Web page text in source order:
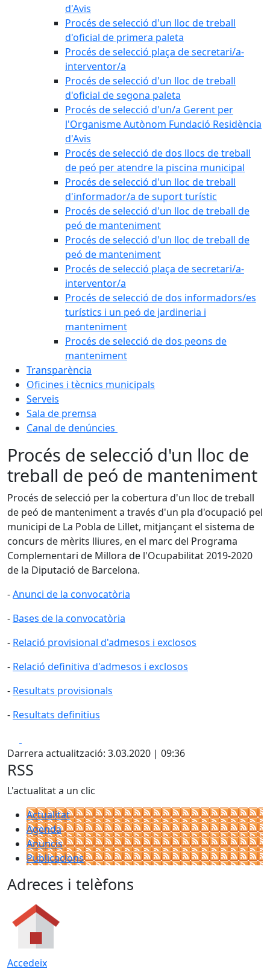
d'Avis
Procés de selecció d'un lloc de treball
d'oficial de primera paleta
Procés de selecció plaça de secretari/a-
interventor/a
Procés de selecció d'un lloc de treball
d'oficial de segona paleta
Procés de selecció d'un/a Gerent per
l'Organisme Autònom Fundació Residència
d'Avis
Procés de selecció de dos llocs de treball
de peó per atendre la piscina municipal
Procés de selecció d'un lloc de treball
d'informador/a de suport turístic
Procés de selecció d'un lloc de treball de
peó de manteniment
Procés de selecció d'un lloc de treball de
peó de manteniment
Procés de selecció plaça de secretari/a-
interventor/a
Procés de selecció de dos informadors/es
turístics i un peó de jardineria i
manteniment
Procés de selecció de dos peons de
manteniment
Transparència
Oficines i tècnics municipals
Serveis
Sala de premsa
Canal de denúncies
Procés de selecció d'un lloc de
treball de peó de manteniment
Procés de selecció per la cobertura d'un lloc de treball
de peó de manteniment a través d'un pla d'ocupació pel
municipi de La Pobla de Lillet, mitjançant el sistema de
concurs de mèrits lliures, en el marc del Programa
Complementari de Millora de l'Ocupabilitat 2019-2020
de la Diputació de Barcelona.
-Anunci de la convocatòria
- Bases de la convocatòria
- Relació provisional d'admesos i exclosos
- Relació definitiva d'admesos i exclosos
- Resultats provisionals
- Resultats definitius
Darrera actualització: 3.03.2020 | 09:36
RSS
L'actualitat a un clic
Actualitat
Agenda
Anuncis
Publicacions
Adreces i telèfons
Accedeix